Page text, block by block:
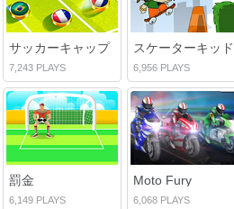
サッカーキャップ
7,243 PLAYS
スケーターキッド
6,956 PLAYS
罰金
6,149 PLAYS
Moto Fury
6,068 PLAYS